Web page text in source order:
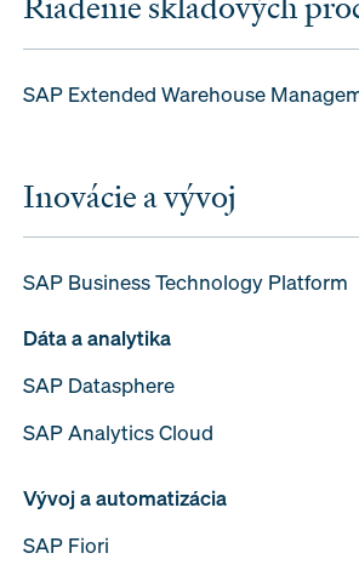
SAP Extended Warehouse
Inovácie a vývoj
SAP Business Technology Platform
Dáta a analytika
SAP Datasphere
SAP Analytics Cloud
Vývoj a automatizácia
SAP Fiori